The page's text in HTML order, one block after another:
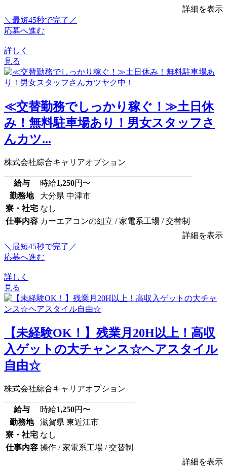
詳細を表示
＼最短45秒で完了／
応募へ進む
詳しく
見る
≪交替勤務でしっかり稼ぐ！≫土日休
み！無料駐車場あり！男女スタッフさ
んカツ...
株式会社綜合キャリアオプション
給与 時給1,250円〜
勤務地
大分県 中津市
寮・社宅 なし
仕事内容 カーエアコンの組立 / 家電系工場 / 交替制
詳細を表示
＼最短45秒で完了／
応募へ進む
詳しく
見る
【未経験OK！】残業月20H以上！高収
入ゲットの大チャンス☆ヘアスタイル
自由☆
株式会社綜合キャリアオプション
給与 時給1,250円〜
勤務地
滋賀県 東近江市
寮・社宅 なし
仕事内容 操作 / 家電系工場 / 交替制
詳細を表示